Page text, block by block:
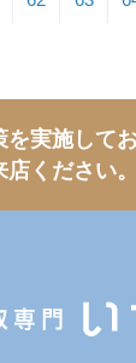
実施してお
店ください。